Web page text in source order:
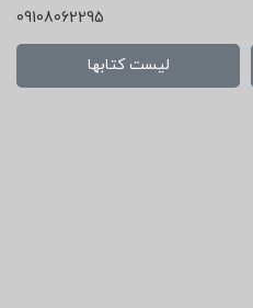
09108062295
لیست کتابها